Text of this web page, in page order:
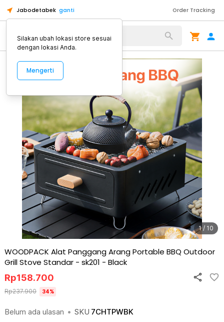
Jabodetabek ganti Order Tracking
Alat Kopi
1 / 10
WOODPACK Alat Panggang Arang Portable BBQ Outdoor
Grill Stove Standar - sk201 - Black
Belum ada ulasan • SKU 7CHTPWBK
Rp158.700
Rp237.900 34%
Silakan ubah lokasi store sesuai
dengan lokasi Anda.
Mengerti